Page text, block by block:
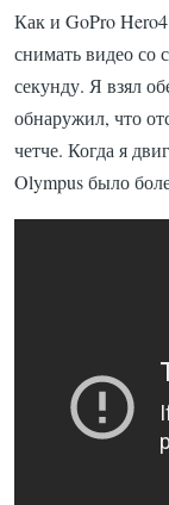
Как и GoPro
снимать видео со
секунду. Я взял
обнаружил, что
четче. Когда я
Olympus было